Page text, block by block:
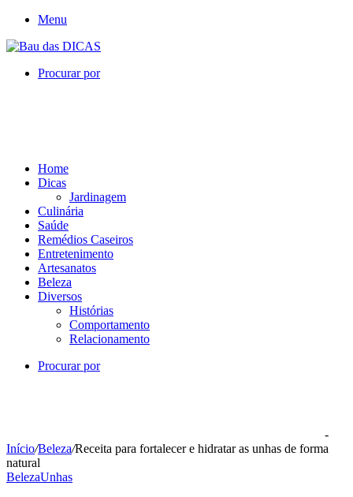
Menu
Procurar por
Home
Dicas
Jardinagem
Culinária
Saúde
Remédios Caseiros
Entretenimento
Artesanatos
Beleza
Diversos
Histórias
Comportamento
Relacionamento
Procurar por
-
Início/Beleza/Receita para fortalecer e hidratar as unhas de forma
natural
BelezaUnhas